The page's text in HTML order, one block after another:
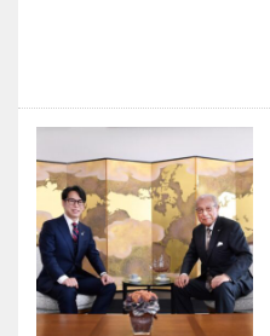
長）
御大典奉祝記
念事業「天神
能」
兵庫県医師会
の「みんなの